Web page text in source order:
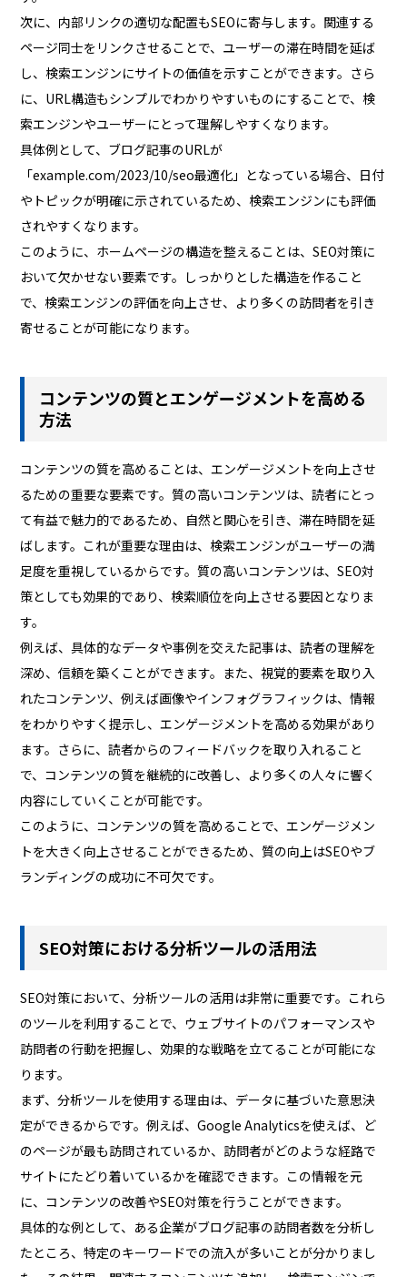
次に、内部リンクの適切な配置もSEOに寄与します。関連する
ページ同士をリンクさせることで、ユーザーの滞在時間を延ば
し、検索エンジンにサイトの価値を示すことができます。さら
に、URL構造もシンプルでわかりやすいものにすることで、検
索エンジンやユーザーにとって理解しやすくなります。
具体例として、ブログ記事のURLが
「example.com/2023/10/seo最適化」となっている場合、日付
やトピックが明確に示されているため、検索エンジンにも評価
されやすくなります。
このように、ホームページの構造を整えることは、SEO対策に
おいて欠かせない要素です。しっかりとした構造を作ること
で、検索エンジンの評価を向上させ、より多くの訪問者を引き
寄せることが可能になります。
コンテンツの質とエンゲージメントを高める
方法
コンテンツの質を高めることは、エンゲージメントを向上させ
るための重要な要素です。質の高いコンテンツは、読者にとっ
て有益で魅力的であるため、自然と関心を引き、滞在時間を延
ばします。これが重要な理由は、検索エンジンがユーザーの満
足度を重視しているからです。質の高いコンテンツは、SEO対
策としても効果的であり、検索順位を向上させる要因となりま
す。
例えば、具体的なデータや事例を交えた記事は、読者の理解を
深め、信頼を築くことができます。また、視覚的要素を取り入
れたコンテンツ、例えば画像やインフォグラフィックは、情報
をわかりやすく提示し、エンゲージメントを高める効果があり
ます。さらに、読者からのフィードバックを取り入れること
で、コンテンツの質を継続的に改善し、より多くの人々に響く
内容にしていくことが可能です。
このように、コンテンツの質を高めることで、エンゲージメン
トを大きく向上させることができるため、質の向上はSEOやブ
ランディングの成功に不可欠です。
SEO対策における分析ツールの活用法
SEO対策において、分析ツールの活用は非常に重要です。これら
のツールを利用することで、ウェブサイトのパフォーマンスや
訪問者の行動を把握し、効果的な戦略を立てることが可能にな
ります。
まず、分析ツールを使用する理由は、データに基づいた意思決
定ができるからです。例えば、Google Analyticsを使えば、ど
のページが最も訪問されているか、訪問者がどのような経路で
サイトにたどり着いているかを確認できます。この情報を元
に、コンテンツの改善やSEO対策を行うことができます。
具体的な例として、ある企業がブログ記事の訪問者数を分析し
たところ、特定のキーワードでの流入が多いことが分かりまし